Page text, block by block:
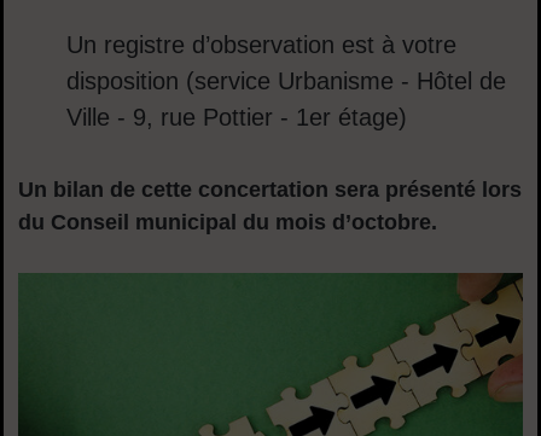
Un registre d’observation est à votre
disposition (service Urbanisme - Hôtel de
Ville - 9, rue Pottier - 1er étage)
Un bilan de cette concertation sera présenté lors
du Conseil municipal du mois d’octobre.